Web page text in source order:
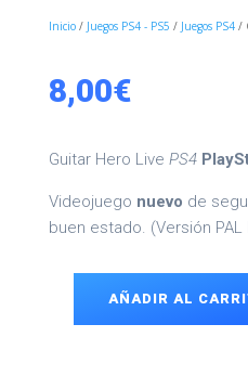
Inicio/ Juegos PS4 - PS5 / Juegos PS4/
8,00€
Guitar Hero Live PS4
Videojuego nuevo de
buen estado. (Versión PAL
AÑADIR AL